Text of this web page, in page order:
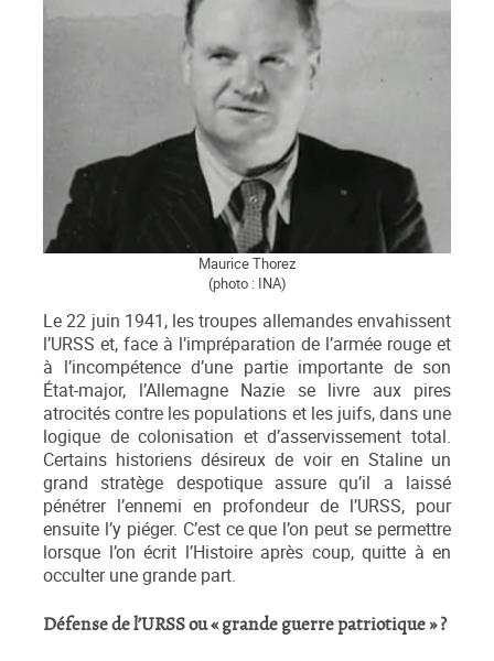
Maurice Thorez
(photo : INA)
Le 22 juin 1941, les troupes allemandes envahissent
l’URSS et, face à l’impréparation de l’armée rouge et
à l’incompétence d’une partie importante de son
État-major, l’Allemagne Nazie se livre aux pires
atrocités contre les populations et les juifs, dans une
logique de colonisation et d’asservissement total.
Certains historiens désireux de voir en Staline un
grand stratège despotique assure qu’il a laissé
pénétrer l’ennemi en profondeur de l’URSS, pour
ensuite l’y piéger. C’est ce que l’on peut se permettre
lorsque l’on écrit l’Histoire après coup, quitte à en
occulter une grande part.
Défense de l’URSS ou « grande guerre patriotique » ?